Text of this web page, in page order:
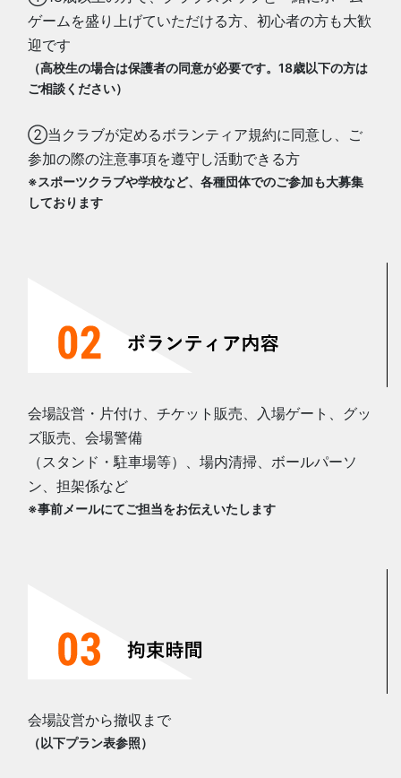
ゲームを盛り上げていただける方、初心者の方も大歓
迎です
（高校生の場合は保護者の同意が必要です。18歳以下の方は
ご相談ください）
②当クラブが定めるボランティア規約に同意し、ご
参加の際の注意事項を遵守し活動できる方
※スポーツクラブや学校など、各種団体でのご参加も大募集
しております
会場設営・片付け、チケット販売、入場ゲート、グッ
ズ販売、会場警備
（スタンド・駐車場等）、場内清掃、ボールパーソ
ン、担架係など
※事前メールにてご担当をお伝えいたします
会場設営から撤収まで
（以下プラン表参照）